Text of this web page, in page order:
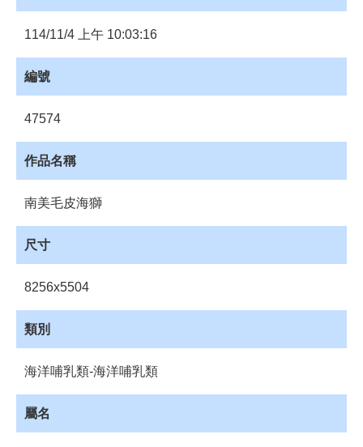
館
員
網
站
購
物
車
載
理
資
理
114/11/4 上午 10:03:16
編號
47574
作品名稱
南美毛皮海獅
尺寸
8256x5504
類別
海洋哺乳類-海洋哺乳類
屬名